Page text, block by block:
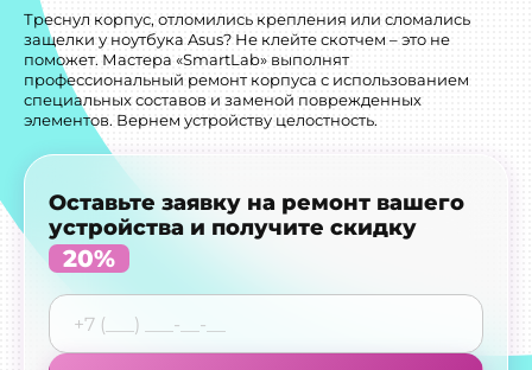
Треснул корпус, отломились крепления или сломались
защелки у ноутбука Asus? Не клейте скотчем – это не
поможет. Мастера «SmartLab» выполнят
профессиональный ремонт корпуса с использованием
специальных составов и заменой поврежденных
элементов. Вернем устройству целостность.
Оставьте заявку на ремонт вашего
устройства и получите скидку
20%